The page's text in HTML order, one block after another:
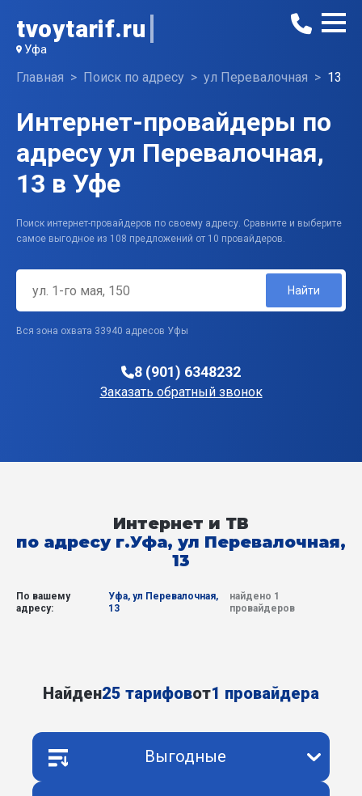
tvoytarif.ru
Уфа
Главная Поиск по адресу ул Перевалочная 13
Интернет-провайдеры по
адресу ул Перевалочная,
13 в Уфе
Поиск интернет-провайдеров по своему адресу. Сравните и выберите
самое выгодное из 108 предложений от 10 провайдеров.
Найти
Вся зона охвата 33940 адресов Уфы
8 (901) 6348232
Заказать обратный звонок
Интернет и ТВ
по адресу г.Уфа, ул Перевалочная,
13
По вашему
адресу:
Уфа, ул Перевалочная,
13
найдено 1
провайдеров
Найден25 тарифовот1 провайдера
Выгодные